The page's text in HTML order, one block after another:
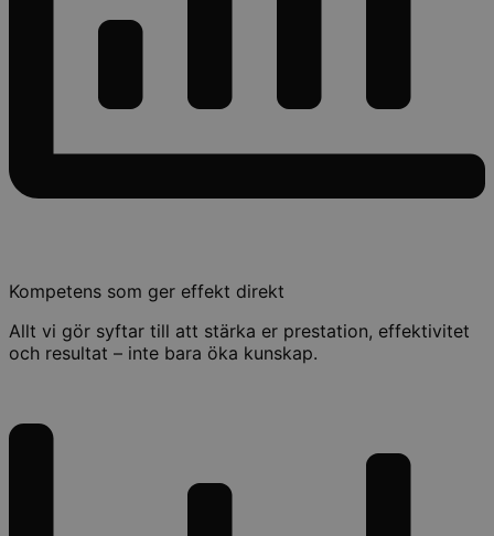
Kompetens som ger effekt direkt
Allt vi gör syftar till att stärka er prestation, effektivitet
och resultat – inte bara öka kunskap.